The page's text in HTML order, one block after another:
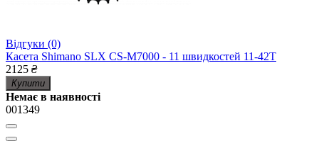
Відгуки (0)
Касета Shimano SLX CS-M7000 - 11 швидкостей 11-42Т
2125 ₴
Купити
Немає в наявності
001349